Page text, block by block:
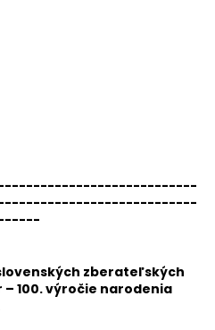
zberateľských
100. výročie narodenia